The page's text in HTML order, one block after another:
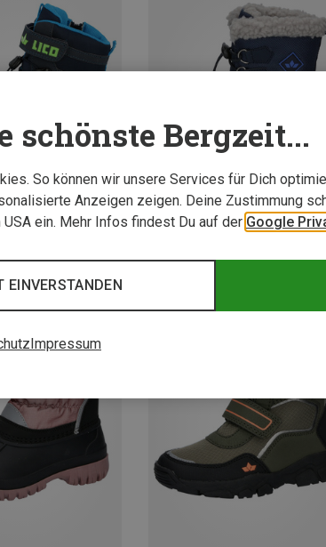
schönste Bergzeit...
So können wir unsere Services für Dich
Anzeigen zeigen. Deine Zustimmung
USA ein. Mehr Infos findest Du auf der Google
EINVERSTANDEN
Impressum